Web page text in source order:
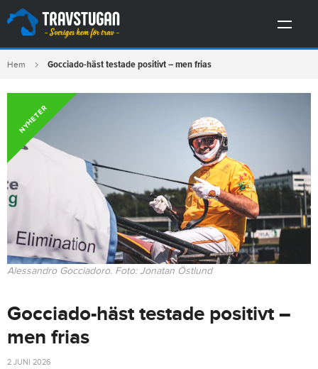
Hem Gocciado-häst testade positivt – men frias
NYHETER
Alessandro Gocciadoro. Foto: Jonatan Östlund
Gocciado-häst testade positivt –
men frias
2 JUNI 2026